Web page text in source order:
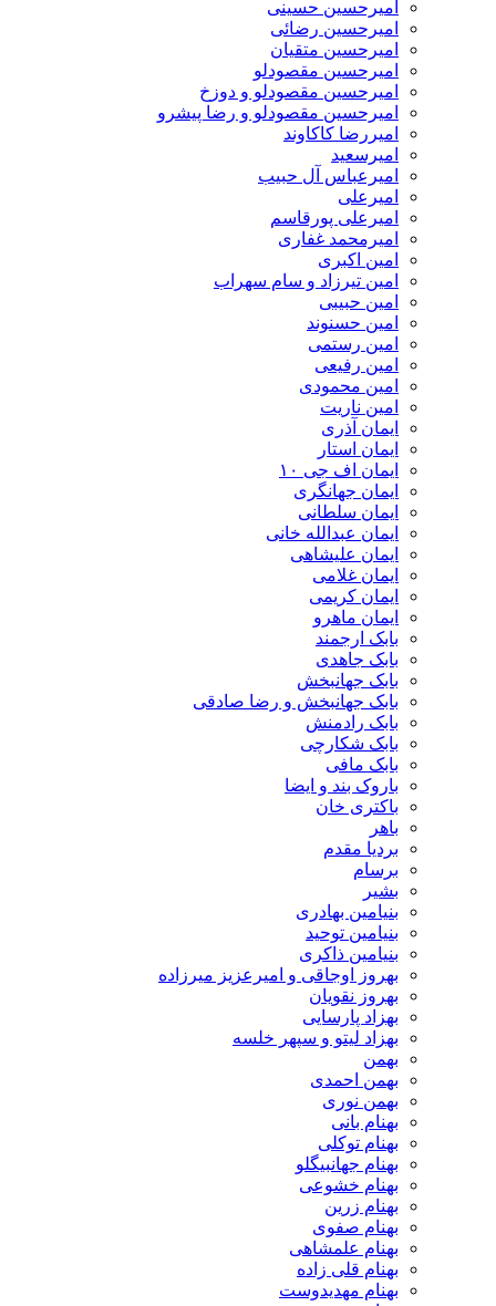
امیرحسین حسینی
امیرحسین رضائی
امیرحسین متقیان
امیرحسین مقصودلو
امیرحسین مقصودلو و دوزخ
امیرحسین مقصودلو و رضا پیشرو
امیررضا کاکاوند
امیرسعید
امیرعباس آل حبیب
امیرعلی
امیرعلی پورقاسم
امیرمحمد غفاری
امین اکبری
امین تیرزاد و سام سهراب
امین حبیبی
امین حسنوند
امین رستمی
امین رفیعی
امین محمودی
امین ناریت
ایمان آذری
ایمان استار
ایمان اف جی ۱۰
ایمان جهانگری
ایمان سلطانی
ایمان عبدالله خانی
ایمان علیشاهی
ایمان غلامی
ایمان کریمی
ایمان ماهرو
بابک ارجمند
بابک جاهدی
بابک جهانبخش
بابک جهانبخش و رضا صادقی
بابک رادمنش
بابک شکارچی
بابک مافی
باروک بند و ایضا
باکتری خان
باهر
بردیا مقدم
برسام
بشیر
بنیامین بهادری
بنیامین توحید
بنیامین ذاکری
بهروز اوجاقی و امیرعزیز میرزاده
بهروز نقویان
بهزاد پارسایی
بهزاد لیتو و سپهر خلسه
بهمن
بهمن احمدی
بهمن نوری
بهنام بانی
بهنام توکلی
بهنام جهانبیگلو
بهنام خشوعی
بهنام زرین
بهنام صفوی
بهنام علمشاهی
بهنام قلی زاده
بهنام مهدیدوست